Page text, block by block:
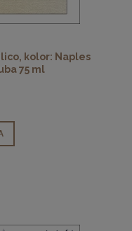
kolor: Naples
75 ml